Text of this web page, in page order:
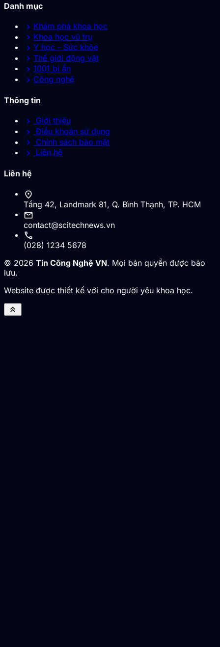
Danh mục
chevron_right Khám phá khoa học
chevron_right Khoa học vũ trụ
chevron_right Y học - Sức khỏe
chevron_right Thế giới động vật
chevron_right 1001 bí ẩn
chevron_right Công nghệ
Thông tin
chevron_right Giới thiệu
chevron_right Điều khoản sử dụng
chevron_right Chính sách bảo mật
chevron_right Liên hệ
Liên hệ
location_on
Tầng 42, Landmark 81, Q. Bình Thạnh, TP. HCM
mail
contact@scitechnews.vn
call
(028) 1234 5678
© 2026 Tin Công Nghệ VN. Mọi bản quyền được bảo
lưu.
Website được thiết kế với cho người yêu khoa học.
keyboard_double_arrow_up